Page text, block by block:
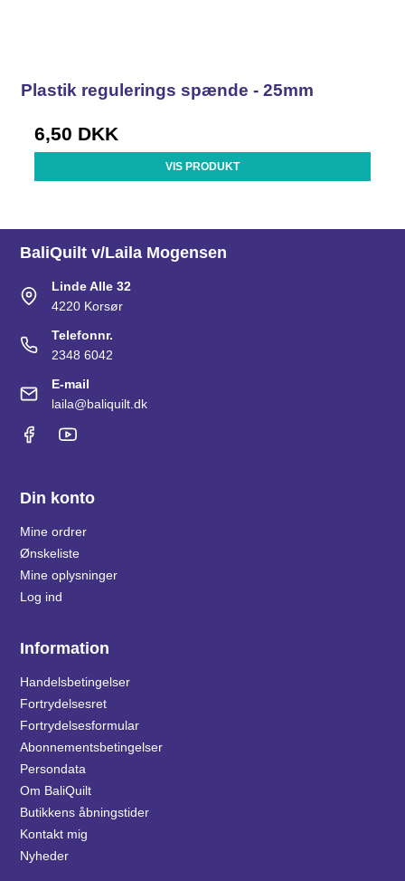
Plastik regulerings spænde - 25mm
6,50 DKK
VIS PRODUKT
BaliQuilt v/Laila Mogensen
Linde Alle 32
4220 Korsør
Telefonnr.
2348 6042
E-mail
laila@baliquilt.dk
Din konto
Mine ordrer
Ønskeliste
Mine oplysninger
Log ind
Information
Handelsbetingelser
Fortrydelsesret
Fortrydelsesformular
Abonnementsbetingelser
Persondata
Om BaliQuilt
Butikkens åbningstider
Kontakt mig
Nyheder